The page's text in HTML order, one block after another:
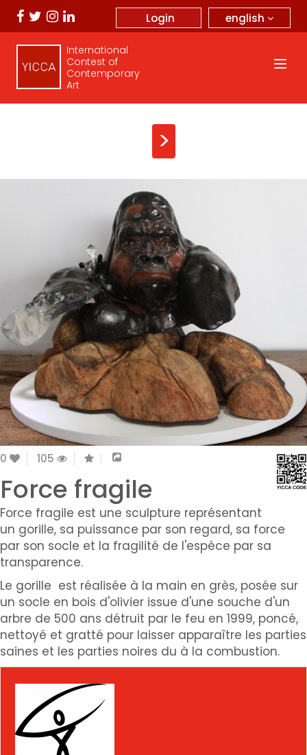
english
Login
International
Contest of
Contemporary
Art
>
0 105
Force fragile
Force fragile est une sculpture représentant
un gorille, sa puissance par son regard, sa force
par son socle et la fragilité de l'espèce par sa
transparence.
Le gorille est réalisée à la main en grès, posée sur
un socle en bois d'olivier issue d'une souche d'un
arbre de 500 ans détruit par le feu en 1999, poncé,
nettoyé et gratté pour laisser apparaître les parties
saines et les parties noires du à la combustion.